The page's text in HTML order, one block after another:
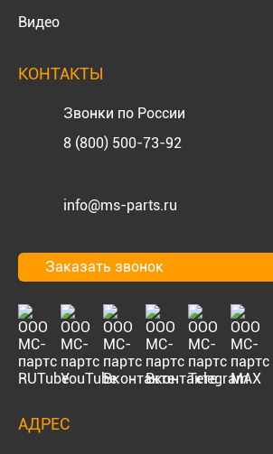
Видео
КОНТАКТЫ
Звонки по России
8 (800) 500-73-92
info@ms-parts.ru
Заказать звонок
АДРЕС